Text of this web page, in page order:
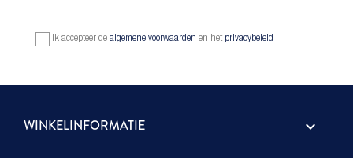
Ik accepteer de algemene voorwaarden en het privacybeleid
WINKELINFORMATIE keyboard_arrow_down